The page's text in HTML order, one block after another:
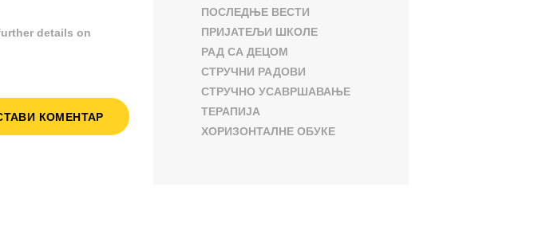
details on
ПОСЛЕДЊЕ ВЕСТИ
ПРИЈАТЕЉИ ШКОЛЕ
РАД СА ДЕЦОМ
СТРУЧНИ РАДОВИ
СТРУЧНО УСАВРШАВАЊЕ
ТЕРАПИЈА
ХОРИЗОНТАЛНЕ ОБУКЕ